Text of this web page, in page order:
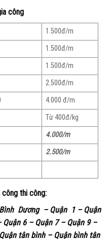
công
1.500đ/m
1.500đ/m
1.500đ/m
2.500đ/m
4.000 đ/m
Từ 400đ/kg
4.000/m
2.500/m
công thi công:
Dương – Quận 1 – Quận
6 – Quận 7 – Quận 9 –
tân bình – Quận bình tân